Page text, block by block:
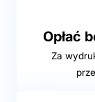
Opłać
Za